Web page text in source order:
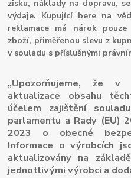
zisku, náklady na dopravu,
výdaje. Kupující bere na
reklamace má nárok
zboží, přiměřenou slevu z
v souladu s příslušnými
„Upozorňujeme, že v
aktualizace obsahu
účelem zajištění
parlamentu a Rady (EU)
2023 o obecné
Informace o výrobcích
aktualizovány na
jednotlivými výrobci a